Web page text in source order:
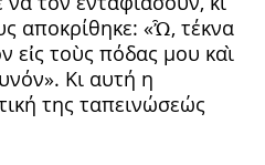
αποκρίθηκε: «Ὦ, τέκνα
εἰς τοὺς πόδας μου καὶ
Κι αυτή η
της ταπεινώσεώς